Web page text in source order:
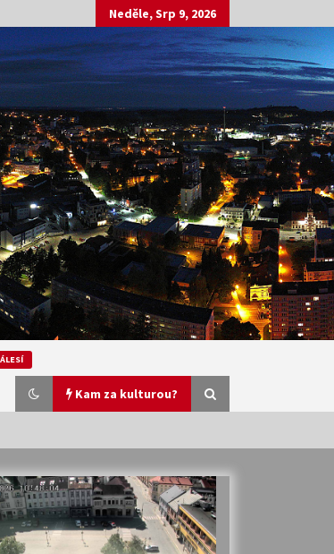
Neděle, Srp 9, 2026
Kam za kulturou?
Veselí muzikanti
30. 7. 2026